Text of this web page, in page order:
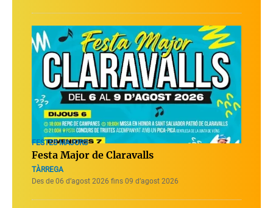
FESTES MAJORS
Festa Major de Claravalls
TÀRREGA
Des de 06 d’agost 2026 fins 09 d’agost 2026